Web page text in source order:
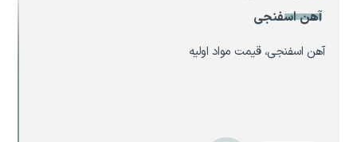
آهن اسفنجی
آهن اسفنجی، قیمت مواد اولیه